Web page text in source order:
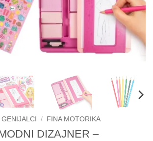
/ FINA MOTORIKA
DIZAJNER –